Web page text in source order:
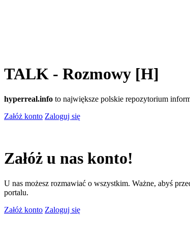
TALK - Rozmowy [H]
hyperreal.info to największe polskie repozytorium
Załóż konto Zaloguj się
Załóż u nas konto!
U nas możesz rozmawiać o wszystkim. Ważne, abyś
portalu.
Załóż konto Zaloguj się